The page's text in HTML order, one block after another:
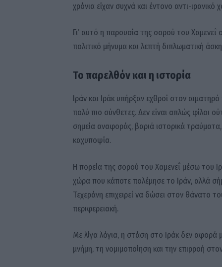
χρόνια είχαν συχνά και έντονο αντι-ιρανικό
Γι’ αυτό η παρουσία της σορού του
πολιτικό μήνυμα και λεπτή διπλωματική
Το παρελθόν και η ιστορία
Ιράν και Ιράκ υπήρξαν εχθροί στον
πολύ πιο σύνθετες. Δεν είναι απλώς φίλοι
σημεία αναφοράς, βαριά ιστορικά
καχυποψία.
Η πορεία της σορού του Χαμενεΐ μέσω του
χώρα που κάποτε πολέμησε το Ιράν, αλλά
Τεχεράνη επιχειρεί να δώσει στον θάνατο
περιφερειακή.
Με λίγα λόγια, η στάση στο Ιράκ δεν αφορά
μνήμη, τη νομιμοποίηση και την επιρροή